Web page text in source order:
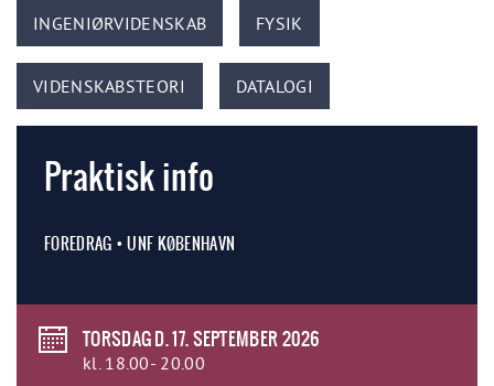
INGENIØRVIDENSKAB FYSIK
VIDENSKABSTEORI DATALOGI
Praktisk info
FOREDRAG • UNF KØBENHAVN
TORSDAG D. 17. SEPTEMBER 2026
kl. 18.00- 20.00